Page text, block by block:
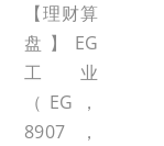
【理财算
盘】EG
工业
（EG，
8907，